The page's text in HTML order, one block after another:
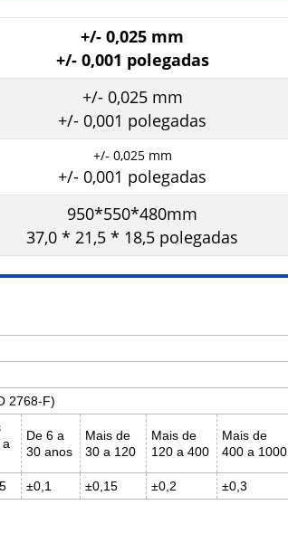
+/- 0,025 mm
+/- 0,001 polegadas
+/- 0,025 mm
+/- 0,001 polegadas
+/- 0,025 mm
+/- 0,001 polegadas
950*550*480mm
37,0 * 21,5 * 18,5 polegadas
2768-F)
De 6 a
30 anos
Mais de
30 a 120
Mais de
120 a 400
Mais de
400 a 1000
±0,1 ±0,15 ±0,2 ±0,3